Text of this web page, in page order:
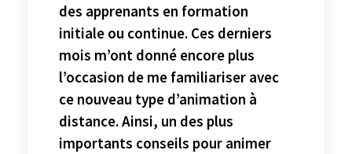
des apprenants en formation
initiale ou continue. Ces derniers
mois m’ont donné encore plus
l’occasion de me familiariser avec
ce nouveau type d’animation à
distance. Ainsi, un des plus
importants conseils pour animer